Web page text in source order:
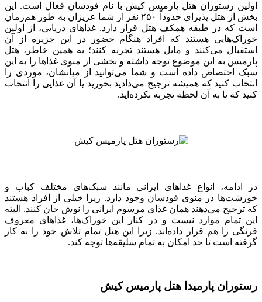
اولین رستوران هتل پارمیس کیش با نام فودسان فعال است. این
بخش از هتل پذیرای حدوداً ۲۵۰ نفر از شما عزیزان به طور هم‌زمان
است که در طبقه همکف هتل قرار دارد. غذاهای دریایی، از اولین
خوراک‌هایی هستند که افراد هنگام حضور در این جزیره از آن
استقبال می‌کنند و مایل هستند تجربه کنند؛ به همین خاطر، هتل
پارمیس به این موضوع توجه داشته و بخشی از منوی غذاها را به این
سبک اختصاص داده است و شما می‌توانید از میانشان، موردی را
انتخاب کنید که همیشه ترجیح می‌دادید بخورید یا آن غذایی را انتخاب
کنید که تا به آن لحظه تجربه نکرده‌اید.
در ادامه، انواع غذاهای ایرانی مانند سبک‌های مختلف کباب و
خورشت‌ها در منوی فودسان وجود دارد. زیرا خیلی از افراد هستند
که ترجیح می‌دهند همان غذای مرسوم ایرانی را نوش جان کنند. البته
این تمام موارد نیست و در کنار این خوراک‌ها، غذاهای معروف
فرنگی را هم قرار داده‌اند. زیرا این هتل تمام تلاش خود را به کار
گرفته است تا حد امکان به تمام سلیقه‌ها توجه کند.
رستوران پارمیدا هتل پارمیس کیش